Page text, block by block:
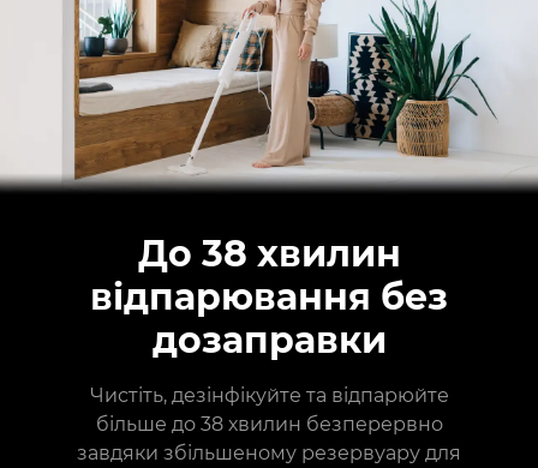
До 38 хвилин
відпарювання без
дозаправки
Чистіть, дезінфікуйте та відпарюйте
більше до 38 хвилин безперервно
завдяки збільшеному резервуару для